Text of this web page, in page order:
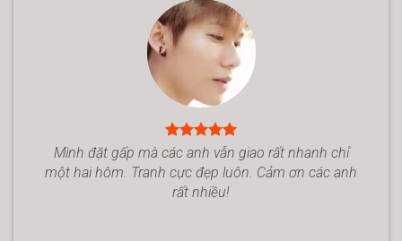
Mình đặt gấp mà các anh vẫn giao rất nhanh chỉ
một hai hôm. Tranh cực đẹp luôn. Cảm ơn các anh
rất nhiều!